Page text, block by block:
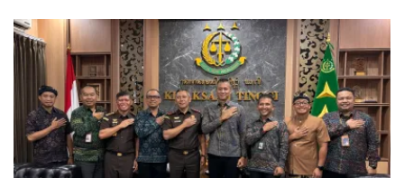
Kabupaten Bojonegoro